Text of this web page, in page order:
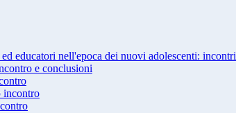
educatori nell'epoca dei nuovi adolescenti: incontri
e conclusioni
incontro